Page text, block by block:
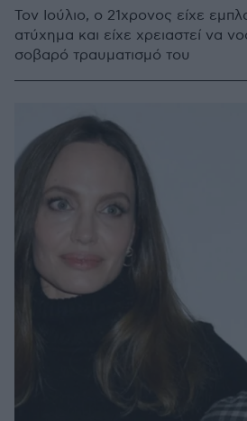
Τον Ιούλιο, ο 21χρονος είχε
ατύχημα και είχε χρειαστεί να
σοβαρό τραυματισμό του